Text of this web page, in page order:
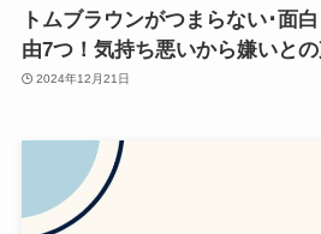
トムブラウンがつまらない･面
由7つ！気持ち悪いから嫌いとの
2024年12月21日